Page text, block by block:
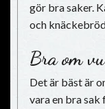
gör bra saker.
och
Bra om
Det är bäst är
vara en bra